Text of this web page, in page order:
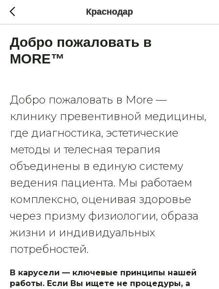
Краснодар
Добро пожаловать в
MORE™
Добро пожаловать в More —
клинику превентивной медицины,
где диагностика, эстетические
методы и телесная терапия
объединены в единую систему
ведения пациента. Мы работаем
комплексно, оценивая здоровье
через призму физиологии, образа
жизни и индивидуальных
потребностей.
В карусели — ключевые принципы нашей
работы. Если Вы ищете не процедуры, а